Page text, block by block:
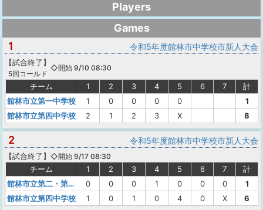
Players
Games
1
令和5年度館林市中学校市新人大会
【試合終了 】
5回コールド
◇開始 9/10 08:30
チーム 1 2 3 4 5 6 7
計
館林市立第一中学校
1 0 0 0 0
1
館林市立第四中学校
2 1 2 3 X 8
2 令和5年度館林市中学校市新人大会
【試合終了 】 ◇開始 9/17 08:30
チーム 1 2 3 4 5 6 7
計
館林市立第二・第三・多々良中学校
0 0 0 1 0 0 0
1
館林市立第四中学校
1 0 1 0 4 0 X 6